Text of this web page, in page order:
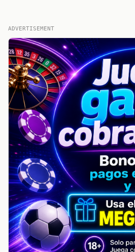
ADVERTISEMENT